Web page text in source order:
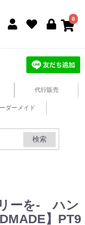
0
代行販売
ダーメイド
検索
リーを- ハン
】PT9